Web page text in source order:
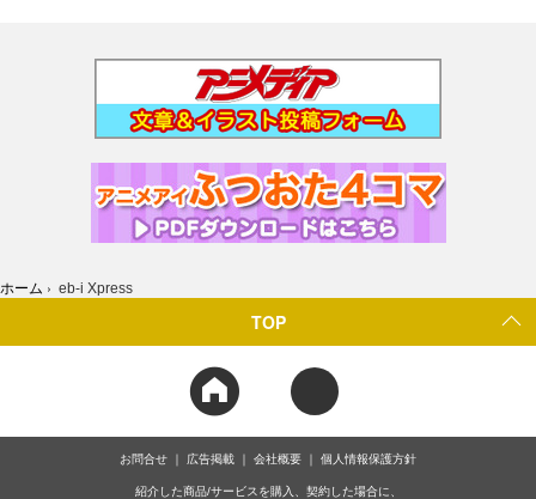
ホーム › eb-i Xpress
TOP
お問合せ 広告掲載 会社概要 個人情報保護方針
紹介した商品/サービスを購入、契約した場合に、